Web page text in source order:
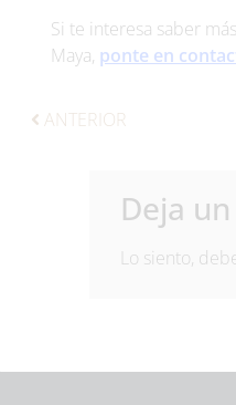
Si te interesa saber
Maya, ponte en
ANTERIOR
Deja
Lo siento,